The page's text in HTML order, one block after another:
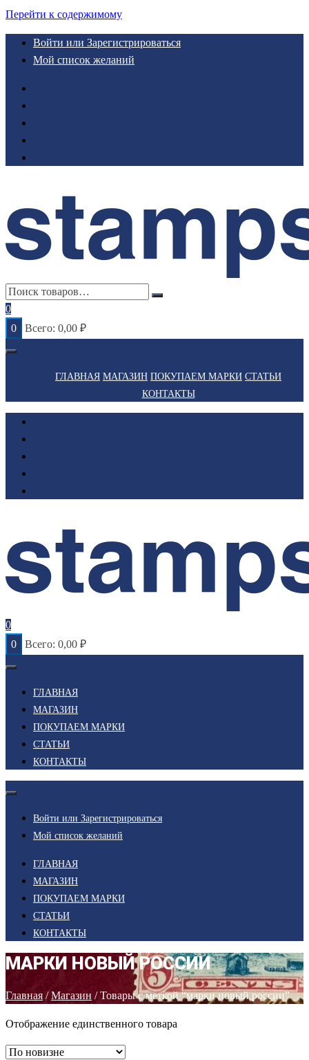
Перейти к содержимому
Войти или Зарегистрироваться
Мой список желаний
0
0
Всего: 0,00 ₽
ГЛАВНАЯ МАГАЗИН ПОКУПАЕМ МАРКИ СТАТЬИ
КОНТАКТЫ
0
0
Всего: 0,00 ₽
ГЛАВНАЯ
МАГАЗИН
ПОКУПАЕМ МАРКИ
СТАТЬИ
КОНТАКТЫ
Войти или Зарегистрироваться
Мой список желаний
ГЛАВНАЯ
МАГАЗИН
ПОКУПАЕМ МАРКИ
СТАТЬИ
КОНТАКТЫ
МАРКИ НОВЫЙ РОССИИ
Главная /Магазин / Товары с меткой “марки новый россии”
Отображение единственного товара